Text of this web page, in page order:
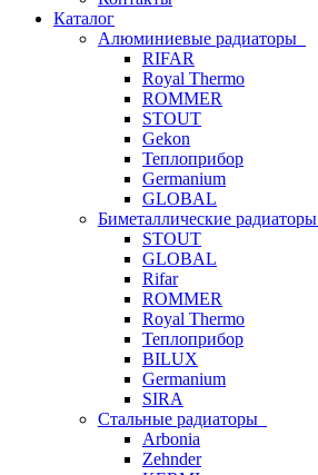
Каталог
Алюминиевые радиаторы
RIFAR
Royal Thermo
ROMMER
STOUT
Gekon
Теплоприбор
Germanium
GLOBAL
Биметаллические радиаторы
STOUT
GLOBAL
Rifar
ROMMER
Royal Thermo
Теплоприбор
BILUX
Germanium
SIRA
Стальные радиаторы
Arbonia
Zehnder